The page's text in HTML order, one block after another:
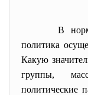
В
политика
Какую
группы,
политические